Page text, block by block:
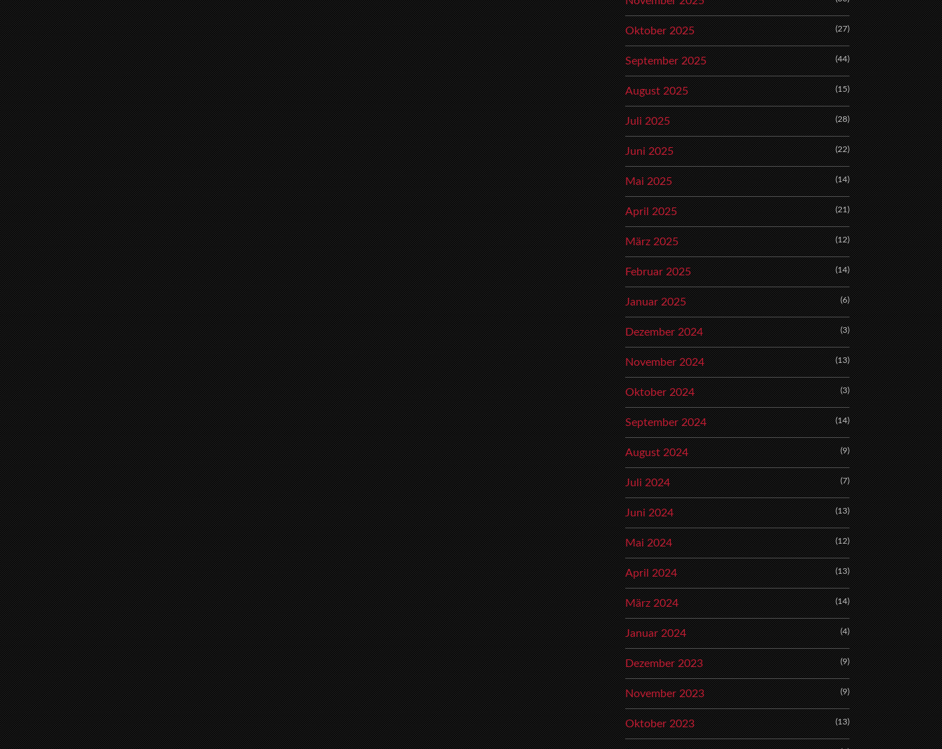
Oktober 2025 (27)
September 2025 (44)
August 2025 (15)
Juli 2025 (28)
Juni 2025 (22)
Mai 2025 (14)
April 2025 (21)
März 2025 (12)
Februar 2025 (14)
Januar 2025 (6)
Dezember 2024 (3)
November 2024 (13)
Oktober 2024 (3)
September 2024 (14)
August 2024 (9)
Juli 2024 (7)
Juni 2024 (13)
Mai 2024 (12)
April 2024 (13)
März 2024 (14)
Januar 2024 (4)
Dezember 2023 (9)
November 2023 (9)
Oktober 2023 (13)